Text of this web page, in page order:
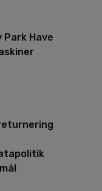
Park Have